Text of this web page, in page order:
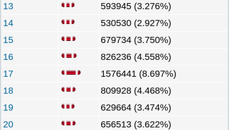
13
593945 (3.276%)
14
530530 (2.927%)
15
679734 (3.750%)
16
826236 (4.558%)
17
1576441 (8.697%)
18
809928 (4.468%)
19
629664 (3.474%)
20
656513 (3.622%)